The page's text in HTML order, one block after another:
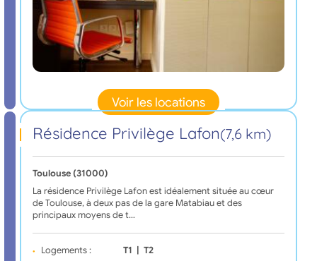
Voir les locations
Résidence Privilège Lafon(7,6 km)
Toulouse (31000)
La résidence Privilège Lafon est idéalement située au cœur
de Toulouse, à deux pas de la gare Matabiau et des
principaux moyens de t…
Logements : T1 T2